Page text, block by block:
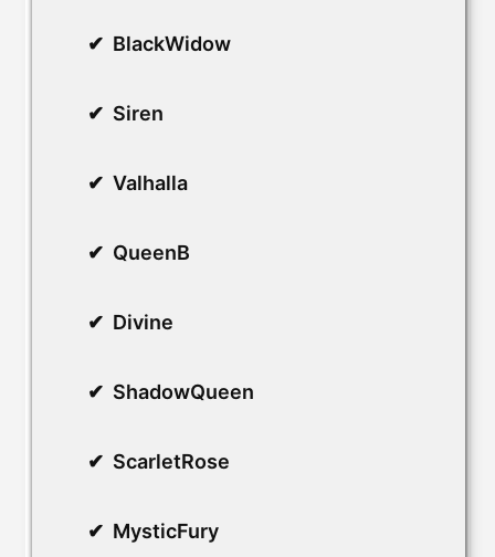
BlackWidow
Siren
Valhalla
QueenB
Divine
ShadowQueen
ScarletRose
MysticFury